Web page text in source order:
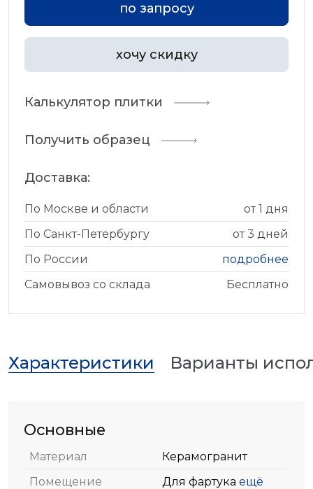
по запросу
хочу скидку
Калькулятор плитки
Получить образец
Доставка:
По Москве и области
от 1 дня
По Санкт-Петербургу
от 3 дней
По России
подробнее
Самовывоз со склада
Бесплатно
Характеристики Варианты
Основные
Материал
Керамогранит
Помещение
Для фартука ещё